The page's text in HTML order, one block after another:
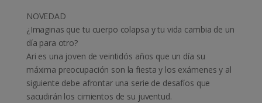
NOVEDAD
¿Imaginas que tu cuerpo colapsa y tu vida cambia de un
día para otro?
Ari es una joven de veintidós años que un día su
máxima preocupación son la fiesta y los exámenes y al
siguiente debe afrontar una serie de desafíos que
sacudirán los cimientos de su juventud.